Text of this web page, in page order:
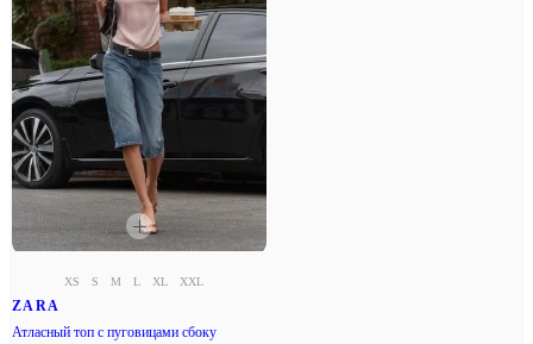
XS S M L XL XXL
ZARA
Атласный топ с пуговицами сбоку